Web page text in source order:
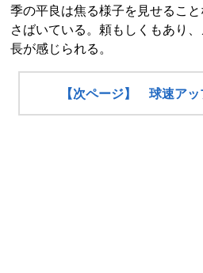
季の平良は焦る様子を見せるこ
さばいている。頼もしくもあり
長が感じられる。
【次ページ】 球速アッ